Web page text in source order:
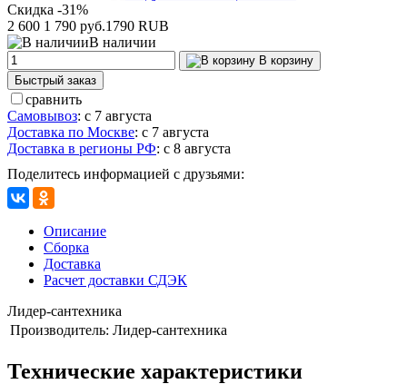
Скидка -31%
2 600 1 790 руб.1790 RUB
В наличии
В корзину
Быстрый заказ
сравнить
Самовывоз: с 7 августа
Доставка по Москве: с 7 августа
Доставка в регионы РФ: с 8 августа
Поделитесь информацией с друзьями:
Описание
Сборка
Доставка
Расчет доставки СДЭК
Лидер-сантехника
Производитель: Лидер-сантехника
Технические характеристики